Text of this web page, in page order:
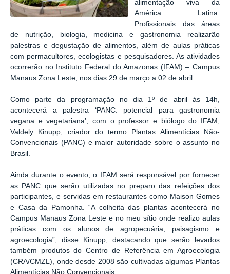
alimentação viva da
América Latina.
Profissionais das áreas
de nutrição, biologia, medicina e gastronomia realizarão
palestras e degustação de alimentos, além de aulas práticas
com permacultores, ecologistas e pesquisadores. As atividades
ocorrerão no Instituto Federal do Amazonas (IFAM) – Campus
Manaus Zona Leste, nos dias 29 de março a 02 de abril.
Como parte da programação no dia 1º de abril às 14h,
acontecerá a palestra ‘PANC: potencial para gastronomia
vegana e vegetariana’, com o professor e biólogo do IFAM,
Valdely Kinupp, criador do termo Plantas Alimentícias Não-
Convencionais (PANC) e maior autoridade sobre o assunto no
Brasil.
Ainda durante o evento, o IFAM será responsável por fornecer
as PANC que serão utilizadas no preparo das refeições dos
participantes, e servidas em restaurantes como Maison Gomes
e Casa da Pamonha. “A colheita das plantas acontecerá no
Campus Manaus Zona Leste e no meu sítio onde realizo aulas
práticas com os alunos de agropecuária, paisagismo e
agroecologia”, disse Kinupp, destacando que serão levados
também produtos do Centro de Referência em Agroecologia
(CRA/CMZL), onde desde 2008 são cultivadas algumas Plantas
Alimentícias Não Convencionais.